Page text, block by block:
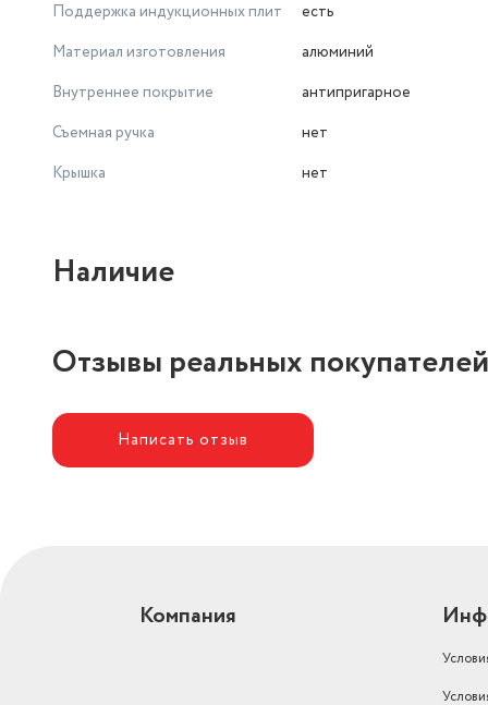
Поддержка индукционных плит
есть
Материал изготовления
алюминий
Внутреннее покрытие
антипригарное
Съемная ручка
нет
Крышка
нет
Наличие
Отзывы реальных покупателей
Написать отзыв
Компания